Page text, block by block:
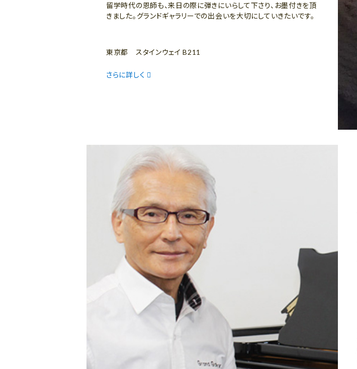
留学時代の恩師も、来日の際に弾きにいらして下さり、お墨付きを頂
きました。グランドギャラリーでの出会いを大切にしていきたいです。
東京都 スタインウェイ B211
さらに詳しく